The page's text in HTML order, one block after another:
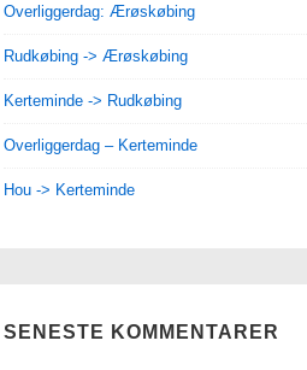
Overliggerdag: Ærøskøbing
Rudkøbing -> Ærøskøbing
Kerteminde -> Rudkøbing
Overliggerdag – Kerteminde
Hou -> Kerteminde
SENESTE KOMMENTARER